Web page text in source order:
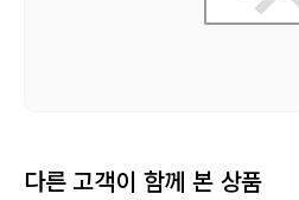
다른 고객이 함께 본 상품